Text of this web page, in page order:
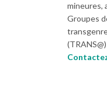
mineures,
Groupes